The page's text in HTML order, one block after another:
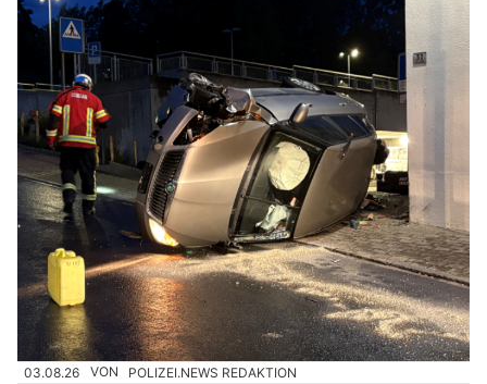
03.08.26 VON POLIZEI.NEWS REDAKTION